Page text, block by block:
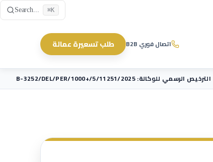
Skip to main content
Search... ⌘K
اتصال فوري B2B طلب تسعيرة عمالة
الترخيص الرسمي للوكالة: B-3252/DEL/PER/1000+/5/11251/2025